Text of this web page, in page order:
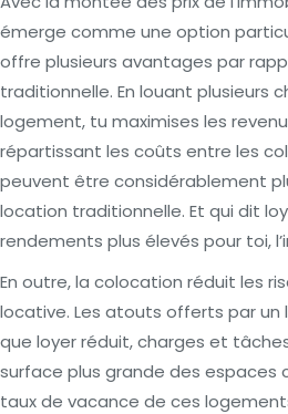
émerge comme une option
offre plusieurs avantages par
traditionnelle. En louant plusieurs
logement, tu maximises les
répartissant les coûts entre les
peuvent être considérablement
location traditionnelle. Et qui dit
rendements plus élevés pour toi,
En outre, la colocation réduit les
locative. Les atouts offerts par
que loyer réduit, charges et
surface plus grande des espaces
taux de vacance de ces